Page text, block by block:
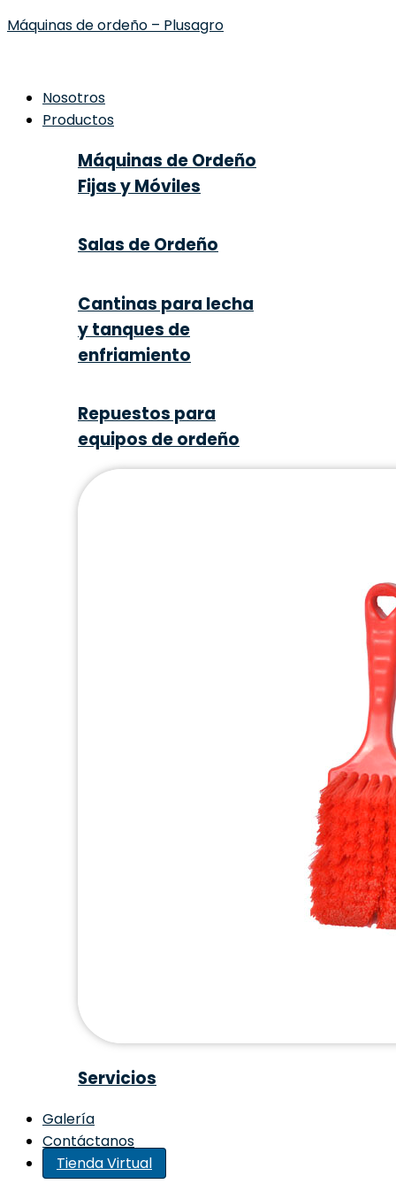
Máquinas de ordeño – Plusagro
Nosotros
Productos
Máquinas de Ordeño
Fijas y Móviles
Salas de Ordeño
Cantinas para lecha
y tanques de
enfriamiento
Repuestos para
equipos de ordeño
Servicios
Galería
Contáctanos
Tienda Virtual